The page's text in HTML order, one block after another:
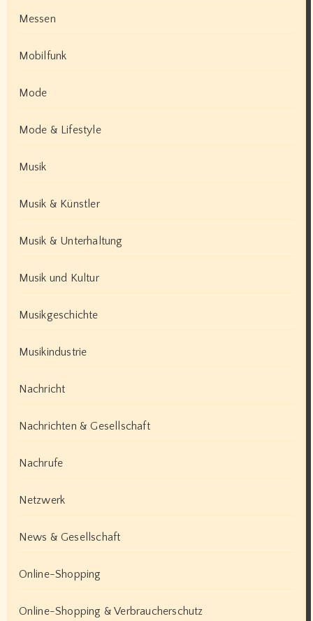
Messen
Mobilfunk
Mode
Mode & Lifestyle
Musik
Musik & Künstler
Musik & Unterhaltung
Musik und Kultur
Musikgeschichte
Musikindustrie
Nachricht
Nachrichten & Gesellschaft
Nachrufe
Netzwerk
News & Gesellschaft
Online-Shopping
Online-Shopping & Verbraucherschutz